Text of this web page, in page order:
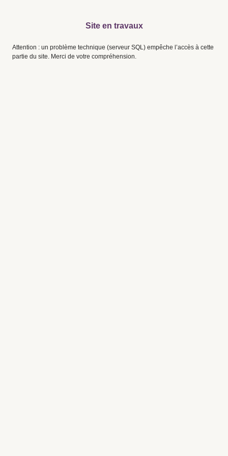
Site en travaux
Attention : un problème technique (serveur SQL) empêche l’accès à cette
partie du site. Merci de votre compréhension.